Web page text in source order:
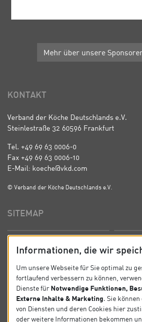
Mehr über unsere
KONTAKT
Verband der Köche Deutschlands e.V.
Steinlestraße 32 60596 Frankfurt
Tel. +49 69 63 0006-0
Fax +49 69 63 0006-10
E-Mail: koeche@vkd.com
© Verband der Köche Deutschlands e.V.
SITEMAP
News
Datenschutz
Informationen, die wir
Um unsere Webseite für Sie optimal zu
fortlaufend verbessern zu können,
Dienste für Notwendige Funktionen,
Externe Inhalte & Marketing. Sie
von Diensten und deren Cookies hier
oder weitere Informationen bekommen